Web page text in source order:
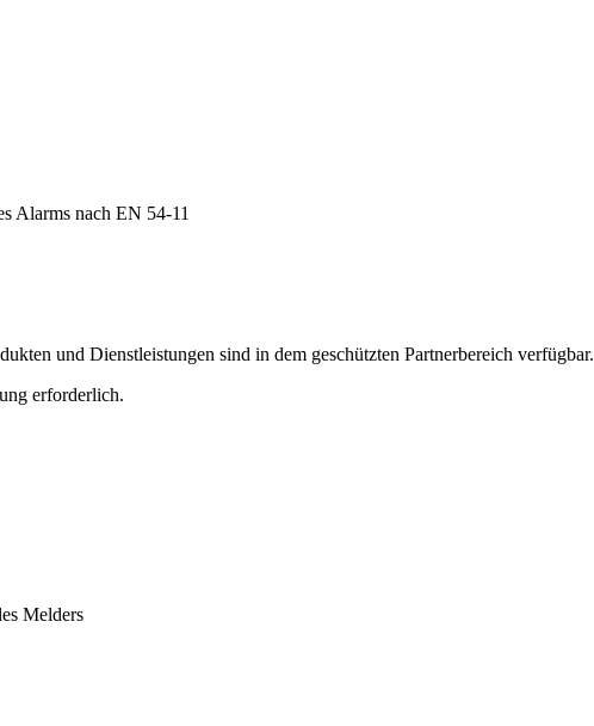
Alarms nach EN 54-11
und Dienstleistungen sind in dem geschützten Partnerbereich verfügbar.
erforderlich.
Melders